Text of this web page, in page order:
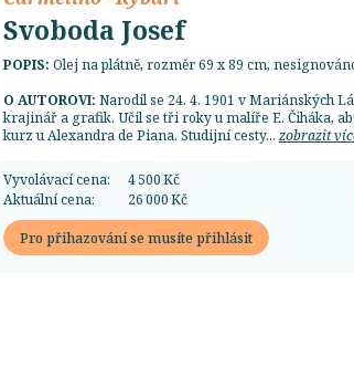
Svoboda Josef
POPIS: Olej na plátně, rozměr 69 x 89 cm,
O AUTOROVI: Narodil se 24. 4. 1901 v Mariánských
krajinář a grafik. Učil se tři roky u malíře E. Čiháka,
kurz u Alexandra de Piana. Studijní cesty... zobrazit
Vyvolávací cena:
4 500 Kč
Aktuální cena:
26 000 Kč
Pro přihazování se musíte přihlásit